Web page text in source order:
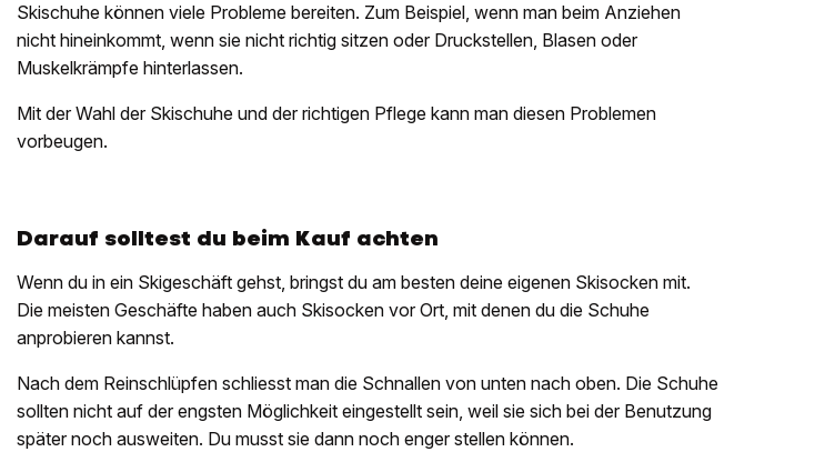
Skischuhe können viele Probleme bereiten. Zum Beispiel, wenn man beim Anziehen
nicht hineinkommt, wenn sie nicht richtig sitzen oder Druckstellen, Blasen oder
Muskelkrämpfe hinterlassen.
Mit der Wahl der Skischuhe und der richtigen Pflege kann man diesen Problemen
vorbeugen.
Darauf solltest du beim Kauf achten
Wenn du in ein Skigeschäft gehst, bringst du am besten deine eigenen Skisocken mit.
Die meisten Geschäfte haben auch Skisocken vor Ort, mit denen du die Schuhe
anprobieren kannst.
Nach dem Reinschlüpfen schliesst man die Schnallen von unten nach oben. Die Schuhe
sollten nicht auf der engsten Möglichkeit eingestellt sein, weil sie sich bei der Benutzung
später noch ausweiten. Du musst sie dann noch enger stellen können.